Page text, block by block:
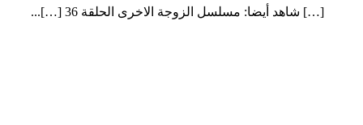
[…] شاهد أيضا: مسلسل الزوجة الاخرى الحلقة 36 […]...